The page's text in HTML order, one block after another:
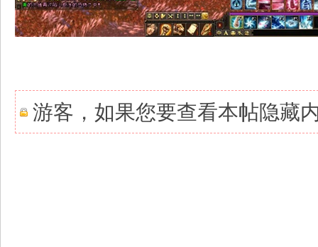
游客，如果您要查看本帖隐藏